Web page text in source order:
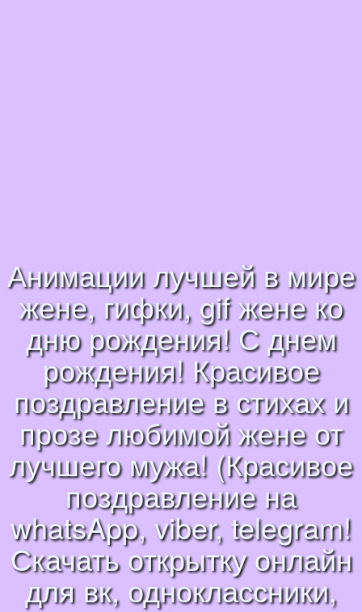
Анимации лучшей в мире
жене, гифки, gif жене ко
дню рождения! С днем
рождения! Красивое
поздравление в стихах и
прозе любимой жене от
лучшего мужа! (Красивое
поздравление на
whatsApp, viber, telegram!
Скачать открытку онлайн
для вк, одноклассники,